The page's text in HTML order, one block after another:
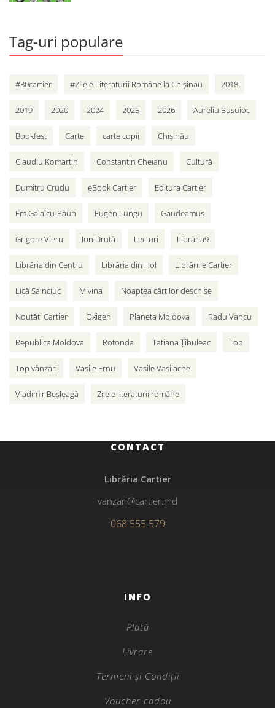
Tag-uri populare
#30cartier #Zilele Literaturii Române la Chișinău 2018
2019 2020 2024 2025 2026 Aureliu Busuioc
Bookfest Carte carte copii Chișinău
Claudiu Komartin Constantin Cheianu Cultură
Dumitru Crudu eBook Cartier Editura Cartier
Em.Galaicu-Păun Eugen Lungu Gaudeamus
Grigore Vieru Ion Druță Lecturi Librăria9
Librăria din Centru Librăria din Hol Librăriile Cartier
Lică Sainciuc Mivina Noaptea cărților deschise
Noutăți Cartier Oxigen Planeta Moldova Radu Vancu
Republica Moldova Rotonda Tatiana Țîbuleac Top
Top vânzări Vasile Ernu Vasile Vasilache
Vladimir Beșleagă Zilele literaturii române
CONTACT
Librăria Cartier
vanzari@cartier.md
068 555 579
INFO
Plată
Livrare
Termeni și Condiții
Voucher cadou